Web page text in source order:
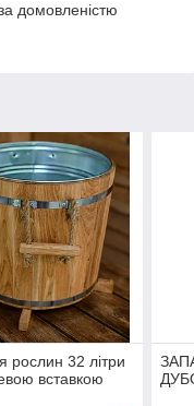
домовленістю
рослин 32 літри
вставкою